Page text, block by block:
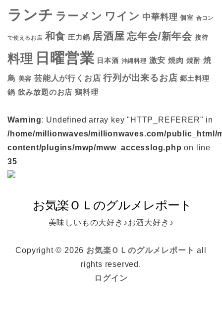
ランチ ラーメン ワイン 中華料理 個室 合コン
で使えるお店 和食 圧力鍋 居酒屋 忘年会/新年会 接待
料理 日曜営業 日本酒 沖縄料理 激安 焼肉 焼酎 焼
鳥 美容 芸能人が行くお店 行列が出来るお店 郷土料理
鍋 飲み放題のお店 鶏料理
Warning: Undefined array key "HTTP_REFERER" in
/home/millionwaves/millionwaves.com/public_html/
content/plugins/mwp/mww_accesslog.php on line
35
美味しいもの大好き♪お酒大好き♪
Copyright © 2026 お気楽ＯＬのグルメレポート all
rights reserved.
ログイン